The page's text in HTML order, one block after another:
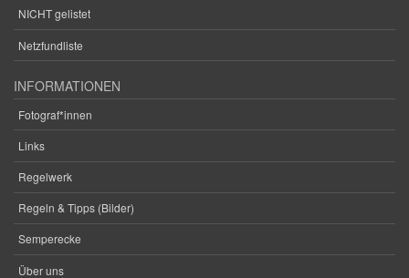
NICHT gelistet
Netzfundliste
INFORMATIONEN
Fotograf*innen
Links
Regelwerk
Regeln & Tipps (Bilder)
Semperecke
Über uns